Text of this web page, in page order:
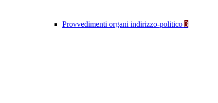
Provvedimenti organi indirizzo-politico 3